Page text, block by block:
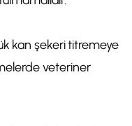
kan şekeri titremeye
veteriner